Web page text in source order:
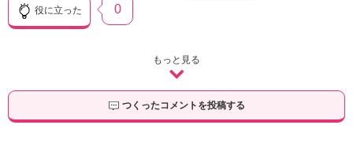
役に立った 0
もっと見る
つくったコメントを投稿する